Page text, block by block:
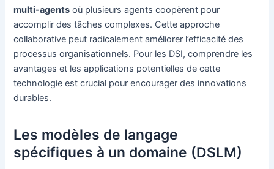
multi-agents où plusieurs agents coopèrent pour
accomplir des tâches complexes. Cette approche
collaborative peut radicalement améliorer l’efficacité des
processus organisationnels. Pour les DSI, comprendre les
avantages et les applications potentielles de cette
technologie est crucial pour encourager des innovations
durables.
Les modèles de langage
spécifiques à un domaine (DSLM)